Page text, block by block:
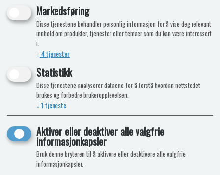
Markedsføring
Disse tjenestene behandler personlig informasjon for å vise deg relevant
innhold om produkter, tjenester eller temaer som du kan være interessert
i.
↓ 4tjenester
Statistikk
Disse tjenestene analyserer dataene for å forstå hvordan nettstedet
brukes og forbedre brukeropplevelsen.
↓ 1tjeneste
Aktiver eller deaktiver alle valgfrie
informasjonkapsler
Bruk denne bryteren til å aktivere eller deaktivere alle valgfrie
informasjonkapsler.